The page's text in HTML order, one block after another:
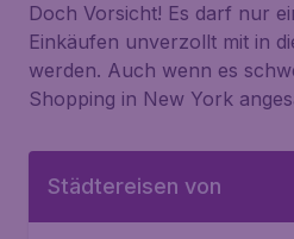
Doch Vorsicht! Es darf nur
Einkäufen unverzollt mit in
werden. Auch wenn es
Shopping in New York
Städtereisen von